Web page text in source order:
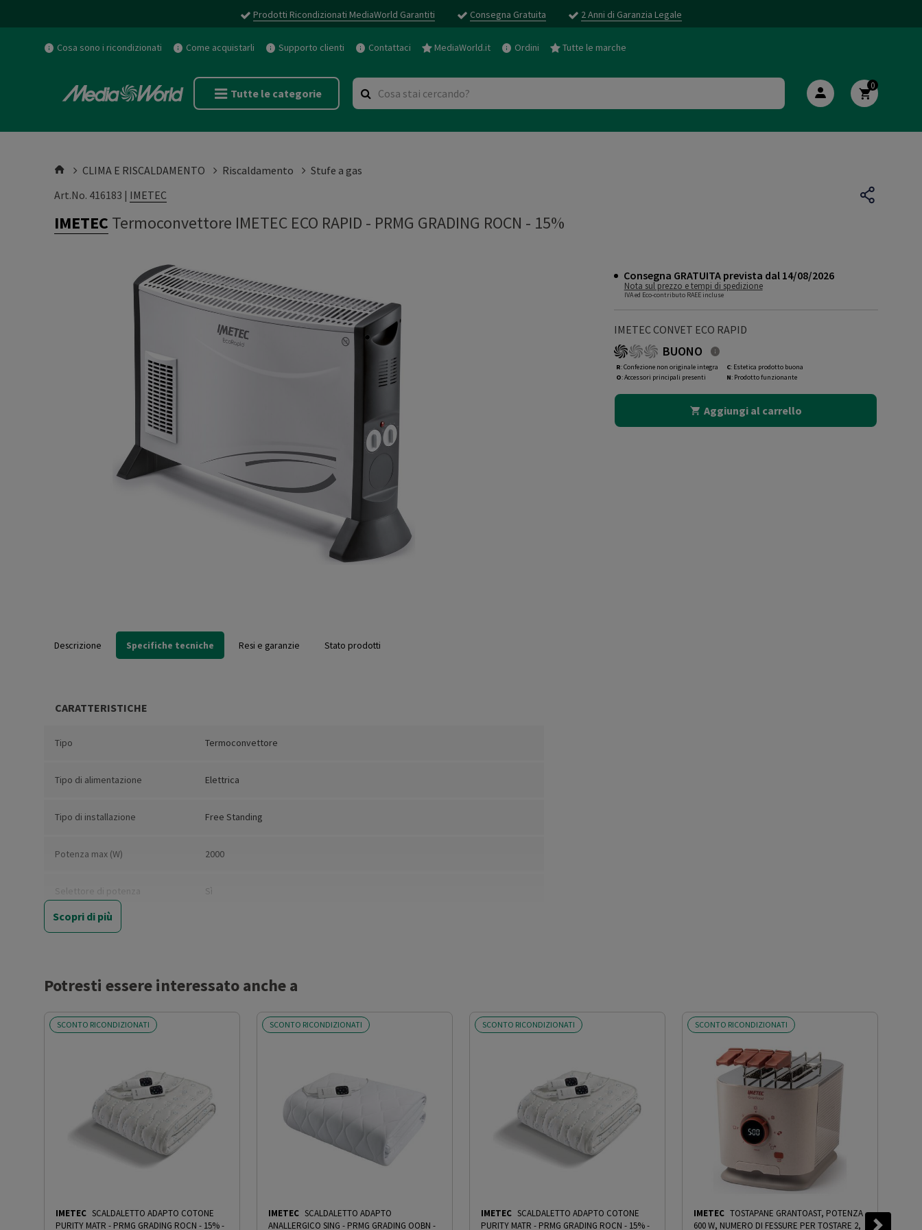
Prodotti Ricondizionati MediaWorld Garantiti Consegna Gratuita 2 Anni di Garanzia Legale
Cosa sono i ricondizionati Come acquistarli Supporto clienti Contattaci MediaWorld.it Ordini Tutte le marche
Tutte le categorie
0
CLIMA E RISCALDAMENTO Riscaldamento
Stufe a gas
Art.No. 416183 | IMETEC
IMETEC Termoconvettore IMETEC ECO RAPID - PRMG GRADING ROCN - 15%
Consegna GRATUITA prevista dal 14/08/2026
Nota sul prezzo e tempi di spedizione
IVA ed Eco-contributo RAEE incluse
IMETEC CONVET ECO RAPID
BUONO
R: Confezione non originale integra
O: Accessori principali presenti
C: Estetica prodotto buona
N: Prodotto funzionante
Aggiungi al carrello
Descrizione Specifiche tecniche Resi e garanzie Stato prodotti
CARATTERISTICHE
Tipo Termoconvettore
Tipo di alimentazione Elettrica
Tipo di installazione Free Standing
Potenza max (W) 2000
Selettore di potenza Sì
calore
Sistema
ventilazione/convenzione
Assiale
Termostato Sì
Funzione auto No
Scopri di più
Potresti essere interessato anche a
SCONTO RICONDIZIONATI
IMETEC SCALDALETTO ADAPTO COTONE
PURITY MATR - PRMG GRADING ROCN - 15%-
SCONTO RICONDIZIONATI
IMETEC SCALDALETTO ADAPTO
ANALLERGICO SING - PRMG GRADING OOBN -
SCONTO RICONDIZIONATI
IMETEC SCALDALETTO ADAPTO COTONE
PURITY MATR - PRMG GRADING ROCN - 15%-
SCONTO RICONDIZIONATI
IMETEC TOSTAPANE GRANTOAST, POTENZA
600 W, NUMERO DI FESSURE PER TOSTARE 2,